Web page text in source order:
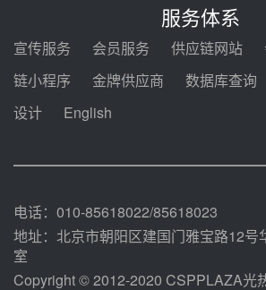
目海南州香加#1
包项目设备采购
河北金悦弘千中
麓100MW光热
100MW光热发电
服务体系
宣传服务 会员服务 供应链网站
链小程序
金牌供应商 数据库查询
设计
English
电话：010-85618022/85618023
地址：北京市朝阳区建国门雅宝路12号
室
Copyright © 2012-2020 CSPPLAZA光